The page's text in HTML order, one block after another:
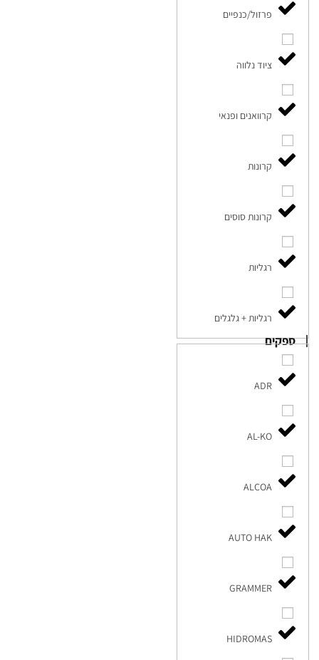
פרזול/כנפיים
ציוד נלווה
קרוואנים ופנאי
קרונות
קרונות סוסים
רגליות
רגליות + גלגלים
ספקים
ADR
AL-KO
ALCOA
AUTO HAK
GRAMMER
HIDROMAS